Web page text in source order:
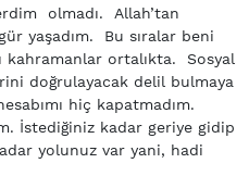
olmadı. Allah’tan
yaşadım. Bu sıralar beni
kahramanlar ortalıkta. Sosyal
doğrulayacak delil bulmaya
hiç kapatmadım.
İstediğiniz kadar geriye gidip
yolunuz var yani, hadi